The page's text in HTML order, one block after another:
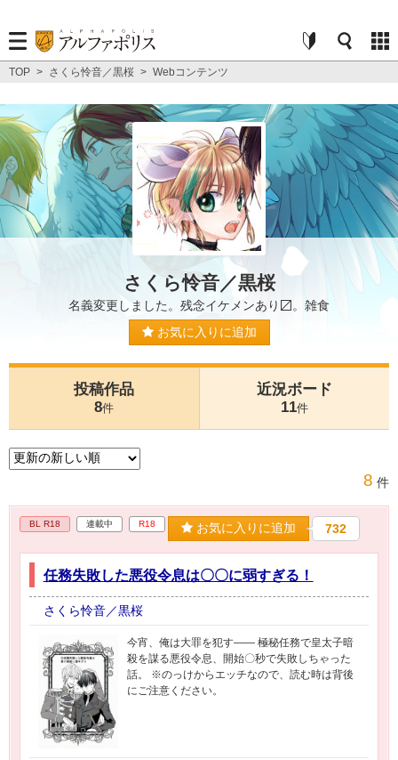
TOP > さくら怜音／黒桜 > Webコンテンツ
さくら怜音／黒桜
名義変更しました。残念イケメンあり〼。雑食
お気に入りに追加
投稿作品
8件
近況ボード
11件
8 件
BL R18 連載中 R18 お気に入りに追加 732
任務失敗した悪役令息は〇〇に弱すぎる！
さくら怜音／黒桜
今宵、俺は大罪を犯す―― 極秘任務で皇太子暗
殺を謀る悪役令息、開始〇秒で失敗しちゃった
話。 ※のっけからエッチなので、読む時は背後
にご注意ください。